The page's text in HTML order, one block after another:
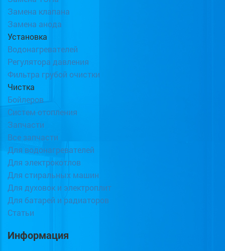
Замена клапана
Замена анода
Установка
Водонагревателей
Регулятора давления
Фильтра грубой очистки
Чистка
Бойлеров
Систем отопления
Запчасти
Все запчасти
Для водонагревателей
Для электрокотлов
Для стиральных машин
Для духовок и электроплит
Для батарей и радиаторов
Статьи
Информация